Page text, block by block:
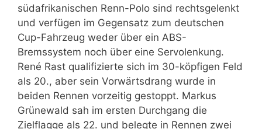
südafrikanischen Renn-Polo sind rechtsgelenkt
und verfügen im Gegensatz zum deutschen
Cup-Fahrzeug weder über ein ABS-
Bremssystem noch über eine Servolenkung.
René Rast qualifizierte sich im 30-köpfigen Feld
als 20., aber sein Vorwärtsdrang wurde in
beiden Rennen vorzeitig gestoppt. Markus
Grünewald sah im ersten Durchgang die
Zielflagge als 22. und belegte in Rennen zwei